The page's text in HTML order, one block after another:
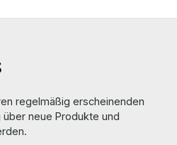
regelmäßig erscheinenden
neue Produkte und